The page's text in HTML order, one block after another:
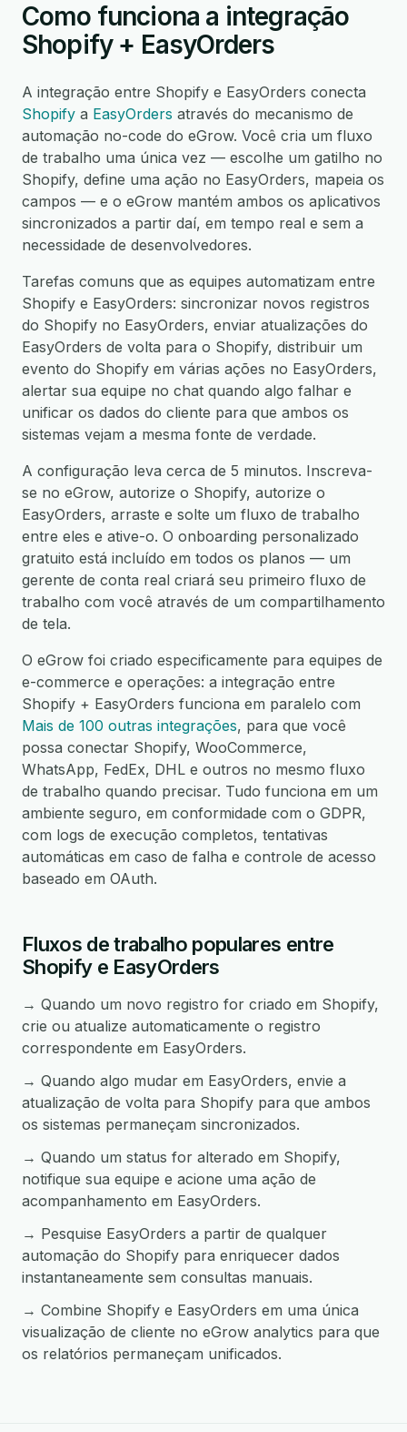
Como funciona a integração
Shopify + EasyOrders
A integração entre Shopify e EasyOrders conecta
Shopify a EasyOrders através do mecanismo de
automação no-code do eGrow. Você cria um fluxo
de trabalho uma única vez — escolhe um gatilho no
Shopify, define uma ação no EasyOrders, mapeia os
campos — e o eGrow mantém ambos os aplicativos
sincronizados a partir daí, em tempo real e sem a
necessidade de desenvolvedores.
Tarefas comuns que as equipes automatizam entre
Shopify e EasyOrders: sincronizar novos registros
do Shopify no EasyOrders, enviar atualizações do
EasyOrders de volta para o Shopify, distribuir um
evento do Shopify em várias ações no EasyOrders,
alertar sua equipe no chat quando algo falhar e
unificar os dados do cliente para que ambos os
sistemas vejam a mesma fonte de verdade.
A configuração leva cerca de 5 minutos. Inscreva-
se no eGrow, autorize o Shopify, autorize o
EasyOrders, arraste e solte um fluxo de trabalho
entre eles e ative-o. O onboarding personalizado
gratuito está incluído em todos os planos — um
gerente de conta real criará seu primeiro fluxo de
trabalho com você através de um compartilhamento
de tela.
O eGrow foi criado especificamente para equipes de
e-commerce e operações: a integração entre
Shopify + EasyOrders funciona em paralelo com
Mais de 100 outras integrações, para que você
possa conectar Shopify, WooCommerce,
WhatsApp, FedEx, DHL e outros no mesmo fluxo
de trabalho quando precisar. Tudo funciona em um
ambiente seguro, em conformidade com o GDPR,
com logs de execução completos, tentativas
automáticas em caso de falha e controle de acesso
baseado em OAuth.
Fluxos de trabalho populares entre
Shopify e EasyOrders
→ Quando um novo registro for criado em Shopify,
crie ou atualize automaticamente o registro
correspondente em EasyOrders.
→ Quando algo mudar em EasyOrders, envie a
atualização de volta para Shopify para que ambos
os sistemas permaneçam sincronizados.
→ Quando um status for alterado em Shopify,
notifique sua equipe e acione uma ação de
acompanhamento em EasyOrders.
→ Pesquise EasyOrders a partir de qualquer
automação do Shopify para enriquecer dados
instantaneamente sem consultas manuais.
→ Combine Shopify e EasyOrders em uma única
visualização de cliente no eGrow analytics para que
os relatórios permaneçam unificados.